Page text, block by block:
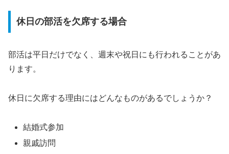
休日の部活を欠席する場合
部活は平日だけでなく、週末や祝日にも行われることがあ
ります。
休日に欠席する理由にはどんなものがあるでしょうか？
結婚式参加
親戚訪問